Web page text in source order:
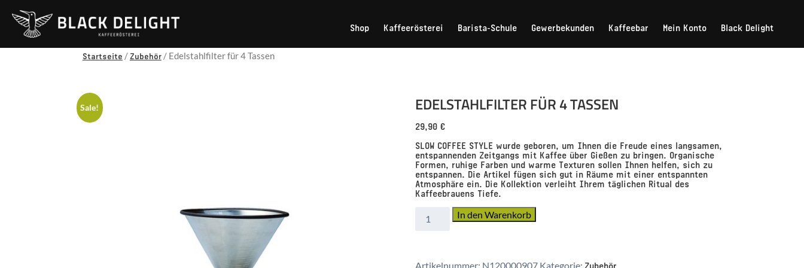
Shop Kaffeerösterei Barista-Schule Gewerbekunden Kaffeebar Mein Konto Black Delight
Startseite / Zubehör/ Edelstahlfilter für 4 Tassen
Sale! EDELSTAHLFILTER FÜR 4 TASSEN
29,90 €
SLOW COFFEE STYLE wurde geboren, um Ihnen die Freude eines langsamen,
entspannenden Zeitgangs mit Kaffee über Gießen zu bringen. Organische
Formen, ruhige Farben und warme Texturen sollen Ihnen helfen, sich zu
entspannen. Die Artikel fügen sich gut in Räume mit einer entspannten
Atmosphäre ein. Die Kollektion verleiht Ihrem täglichen Ritual des
Kaffeebrauens Tiefe.
EdelstahlfilterIn den Warenkorb
Artikelnummer: N120000907 Kategorie: Zubehör